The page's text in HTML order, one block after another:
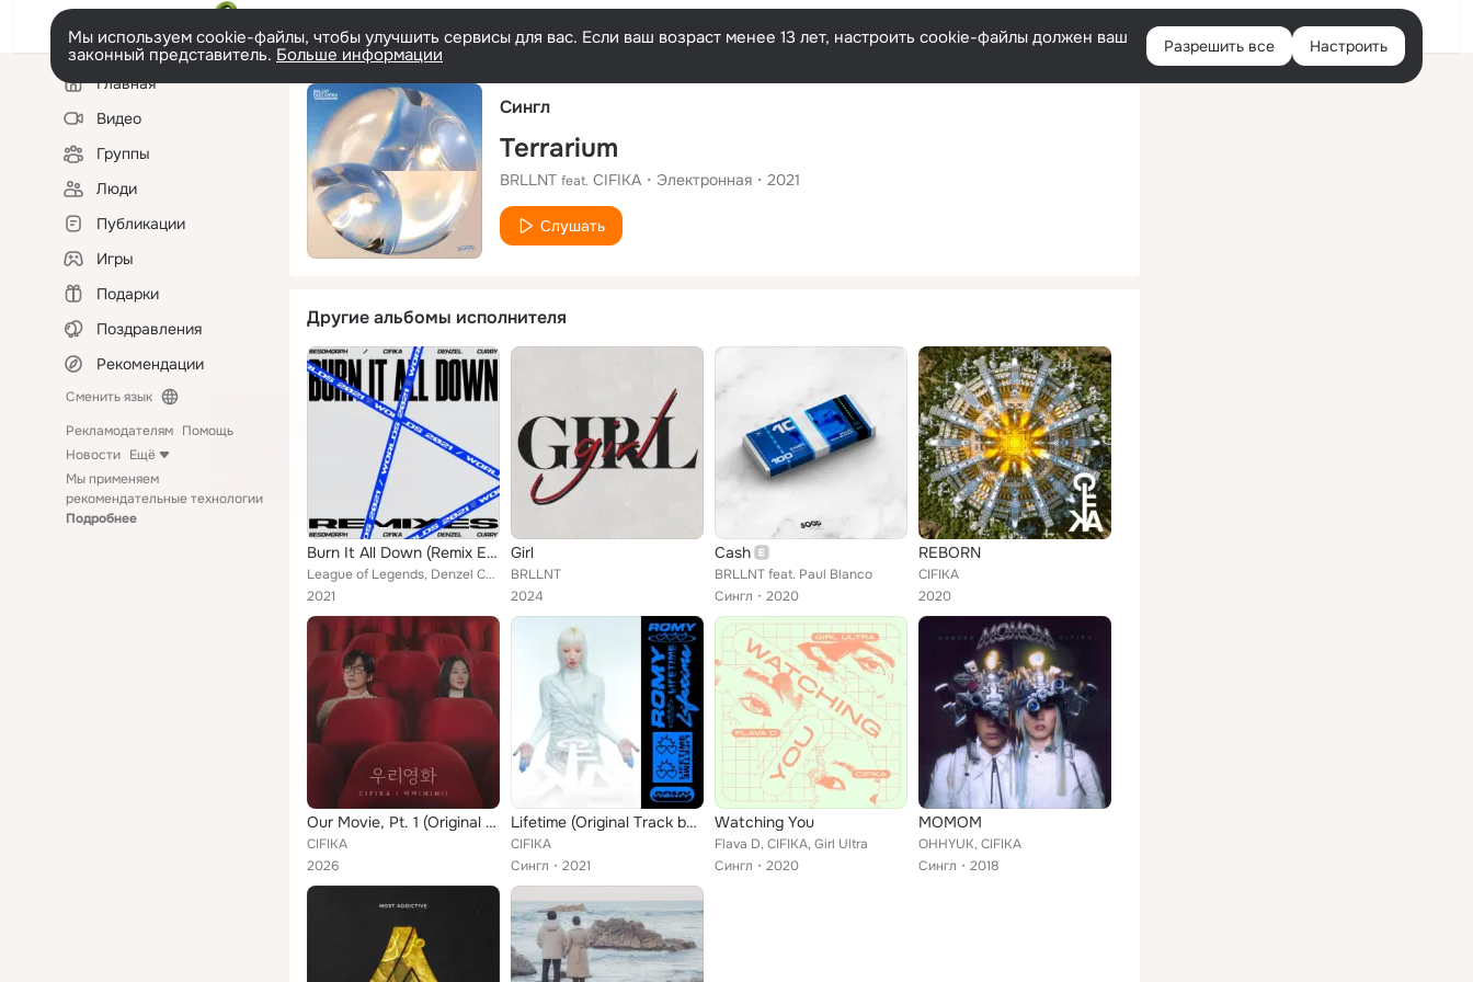
Русский Войти
Мы используем cookie-файлы, чтобы улучшить сервисы для вас. Если ваш возраст менее 13 лет, настроить cookie-файлы должен ваш
законный представитель. Больше информации Разрешить все Настроить
Левая
колонкаГлавная
Видео
Группы
Люди
Публикации
Игры
Подарки
Поздравления
Рекомендации
Сменить язык
Рекламодателям Помощь
Новости Ещё
Мы применяем
рекомендательные технологии
Подробнее
Сингл
Terrarium
BRLLNT feat. CIFIKA Электронная 2021
Слушать
Другие альбомы исполнителя
Burn It All Down (Remix EP)
League of Legends, Denzel Curry, Besomorph, CIFIKA
2021
Girl
BRLLNT
2024
Cash
BRLLNT feat. Paul Blanco
Сингл
2020
REBORN
CIFIKA
2020
Our Movie, Pt. 1 (Original Soundtrack)
CIFIKA
2026
Lifetime (Original Track by Romy)
CIFIKA
Сингл
2021
Watching You
Flava D, CIFIKA, Girl Ultra
Сингл
2020
MOMOM
OHHYUK, CIFIKA
Сингл
2018